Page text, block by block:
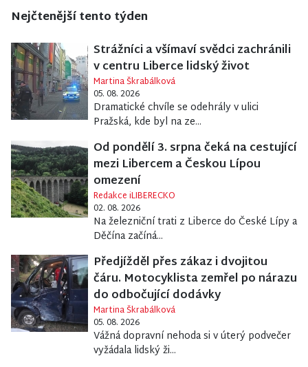
Nejčtenější tento týden
Strážníci a všímaví svědci zachránili
v centru Liberce lidský život
Martina Škrabálková
05. 08. 2026
Dramatické chvíle se odehrály v ulici
Pražská, kde byl na ze...
Od pondělí 3. srpna čeká na cestující
mezi Libercem a Českou Lípou
omezení
Redakce iLIBERECKO
02. 08. 2026
Na železniční trati z Liberce do České Lípy a
Děčína začíná...
Předjížděl přes zákaz i dvojitou
čáru. Motocyklista zemřel po nárazu
do odbočující dodávky
Martina Škrabálková
05. 08. 2026
Vážná dopravní nehoda si v úterý podvečer
vyžádala lidský ži...